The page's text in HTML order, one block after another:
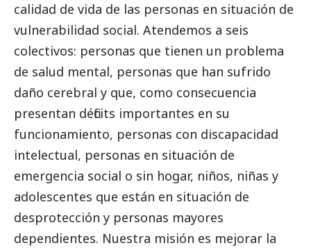
calidad de vida de las personas en situación de
vulnerabilidad social. Atendemos a seis
colectivos: personas que tienen un problema
de salud mental, personas que han sufrido
daño cerebral y que, como consecuencia
presentan déficits importantes en su
funcionamiento, personas con discapacidad
intelectual, personas en situación de
emergencia social o sin hogar, niños, niñas y
adolescentes que están en situación de
desprotección y personas mayores
dependientes. Nuestra misión es mejorar la